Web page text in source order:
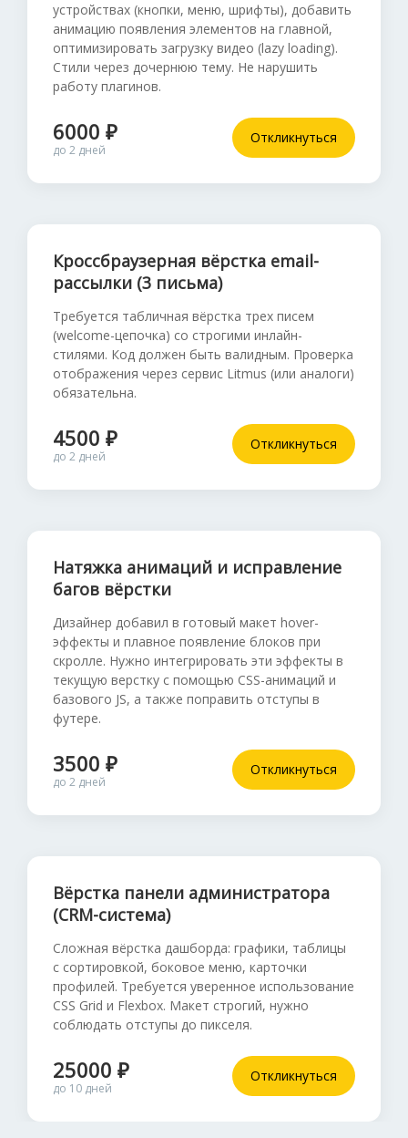
устройствах (кнопки, меню, шрифты), добавить
анимацию появления элементов на главной,
оптимизировать загрузку видео (lazy loading).
Стили через дочернюю тему. Не нарушить
работу плагинов.
6000 ₽
до 2 дней
Откликнуться
Кроссбраузерная вёрстка email-
рассылки (3 письма)
Требуется табличная вёрстка трех писем
(welcome-цепочка) со строгими инлайн-
стилями. Код должен быть валидным. Проверка
отображения через сервис Litmus (или аналоги)
обязательна.
4500 ₽
до 2 дней
Откликнуться
Натяжка анимаций и исправление
багов вёрстки
Дизайнер добавил в готовый макет hover-
эффекты и плавное появление блоков при
скролле. Нужно интегрировать эти эффекты в
текущую верстку с помощью CSS-анимаций и
базового JS, а также поправить отступы в
футере.
3500 ₽
до 2 дней
Откликнуться
Вёрстка панели администратора
(CRM-система)
Сложная вёрстка дашборда: графики, таблицы
с сортировкой, боковое меню, карточки
профилей. Требуется уверенное использование
CSS Grid и Flexbox. Макет строгий, нужно
соблюдать отступы до пикселя.
25000 ₽
до 10 дней
Откликнуться